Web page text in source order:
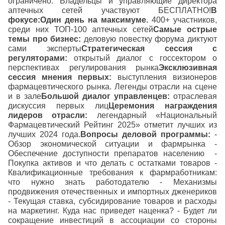
аптечных сетей участвуют БЕСПЛАТНО! В
фокусе:Один день на максимуме. 400+ участников,
среди них ТОП-100 аптечных сетейСамые острые
темы про бизнес: деловую повестку форума диктуют
сами экспертыСтратегическая сессия с
регуляторами:открытый диалог с госсектором о
перспективах регулирования рынкаЭксклюзивная
сессия мнения первых: выступления визионеров
фармацевтического рынка. Легенды отрасли на сцене
и в залеБольшой диалог управленцев: отраслевая
дискуссия первых лиц Церемония награждения
лидеров отрасли: легендарный «Национальный
Фармацевтический Рейтинг 2025» отметит лучших из
лучших 2024 года. Вопросы деловой программы: -
Обзор экономической ситуации и фармрынка -
Обеспечение доступности препаратов населению
-
Покупка активов и что делать с остатками товаров -
Квалификационные требования к фармработникам:
что нужно знать работодателю- Механизмы
продвижения отечественных и импортных дженериков
- Текущая ставка, субсидирование товаров и расходы
на маркетинг. Куда нас приведет наценка?- Будет ли
сокращение инвестиций в ассоциации со стороны